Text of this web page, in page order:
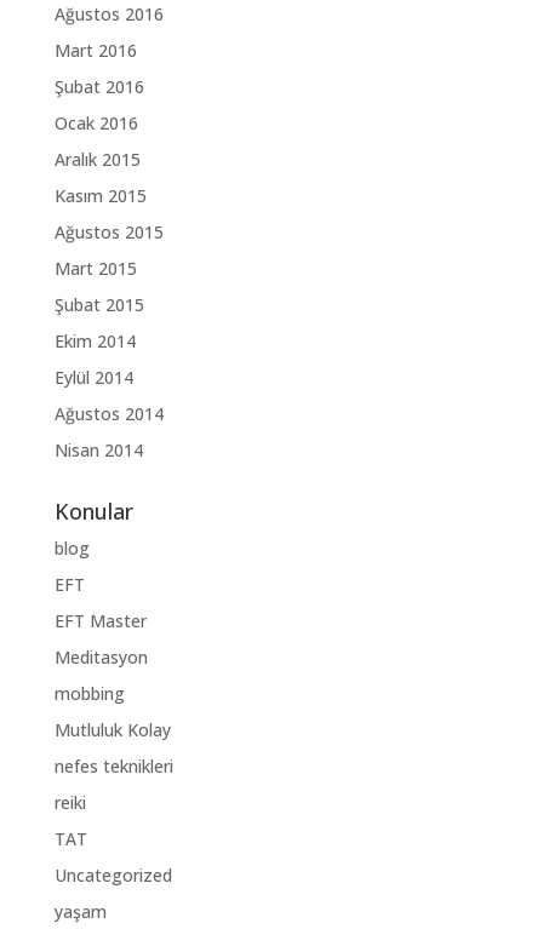
Ağustos 2016
Mart 2016
Şubat 2016
Ocak 2016
Aralık 2015
Kasım 2015
Ağustos 2015
Mart 2015
Şubat 2015
Ekim 2014
Eylül 2014
Ağustos 2014
Nisan 2014
Konular
blog
EFT
EFT Master
Meditasyon
mobbing
Mutluluk Kolay
nefes teknikleri
reiki
TAT
Uncategorized
yaşam